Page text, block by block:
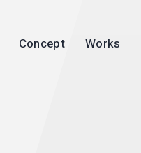
Concept Works